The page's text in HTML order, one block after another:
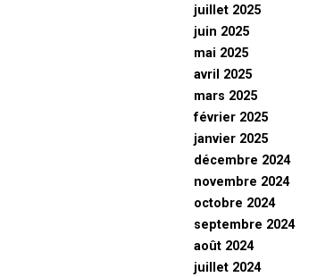
juillet 2025
juin 2025
mai 2025
avril 2025
mars 2025
février 2025
janvier 2025
décembre 2024
novembre 2024
octobre 2024
septembre 2024
août 2024
juillet 2024